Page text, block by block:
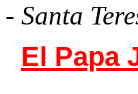
- Santa
El Papa